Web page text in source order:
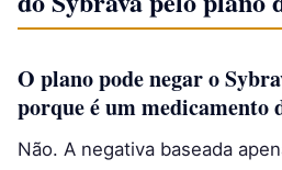
O plano pode negar o
porque é um medicamento
Não. A negativa baseada